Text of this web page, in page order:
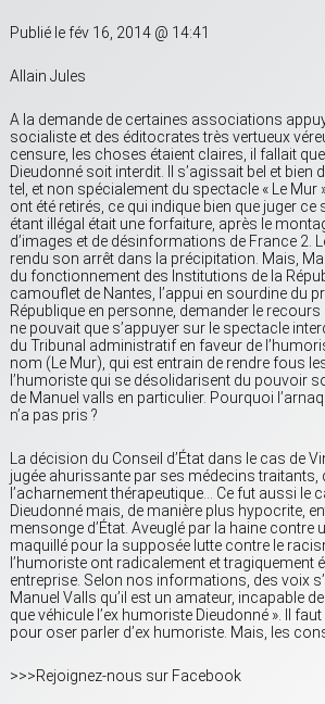
Publié le fév 16, 2014 @ 14:41
Allain Jules
A la demande de certaines associations
socialiste et des éditocrates très vertueux
censure, les choses étaient claires, il fallait
Dieudonné soit interdit. Il s’agissait bel et bien
tel, et non spécialement du spectacle « Le Mur
ont été retirés, ce qui indique bien que juger
étant illégal était une forfaiture, après le
d’images et de désinformations de France 2.
rendu son arrêt dans la précipitation. Mais,
du fonctionnement des Institutions de la
camouflet de Nantes, l’appui en sourdine du
République en personne, demander le recours
ne pouvait que s’appuyer sur le spectacle
du Tribunal administratif en faveur de
nom (Le Mur), qui est entrain de rendre fous
l’humoriste qui se désolidarisent du pouvoir
de Manuel valls en particulier. Pourquoi
n’a pas pris ?
La décision du Conseil d’État dans le cas de
jugée ahurissante par ses médecins traitants,
l’acharnement thérapeutique… Ce fut aussi le
Dieudonné mais, de manière plus hypocrite,
mensonge d’État. Aveuglé par la haine
maquillé pour la supposée lutte contre le
l’humoriste ont radicalement et tragiquement
entreprise. Selon nos informations, des voix
Manuel Valls qu’il est un amateur, incapable
que véhicule l’ex humoriste Dieudonné ». Il
pour oser parler d’ex humoriste. Mais, les
>>>Rejoignez-nous sur Facebook